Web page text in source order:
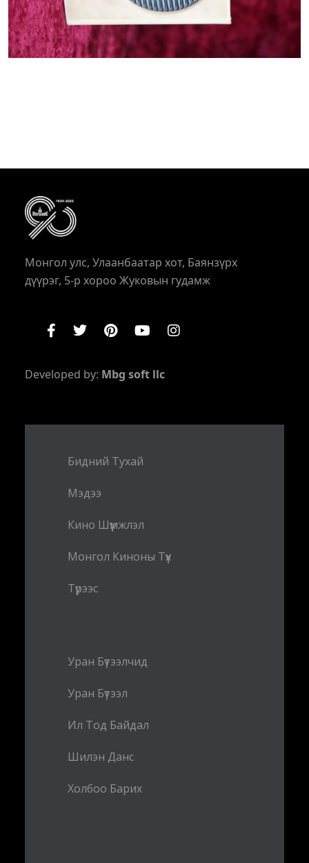
Монгол улс, Улаанбаатар хот, Баянзүрх
дүүрэг, 5-р хороо Жуковын гудамж
Developed by: Mbg soft llc
Бидний Тухай
Мэдээ
Кино Шүүмжлэл
Монгол Киноны Түүх
Түрээс
Уран Бүтээлчид
Уран Бүтээл
Ил Тод Байдал
Шилэн Данс
Холбоо Барих